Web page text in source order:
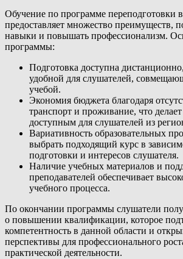
Обучение по программе
предоставляет множество преимуществ,
навыки и повышать профессионализм.
программы:
Подготовка доступна
удобной для слушателей,
учебой.
Экономия бюджета благодаря
транспорт и проживание, что
доступным для слушателей из
Вариативность образовательных
выбрать подходящий курс в
подготовки и интересов слушателя.
Наличие учебных материалов и
преподавателей обеспечивает
учебного процесса.
По окончании программы слушатели
о повышении квалификации, которое
компетентность в данной области и
перспективы для профессионального
практической деятельности.